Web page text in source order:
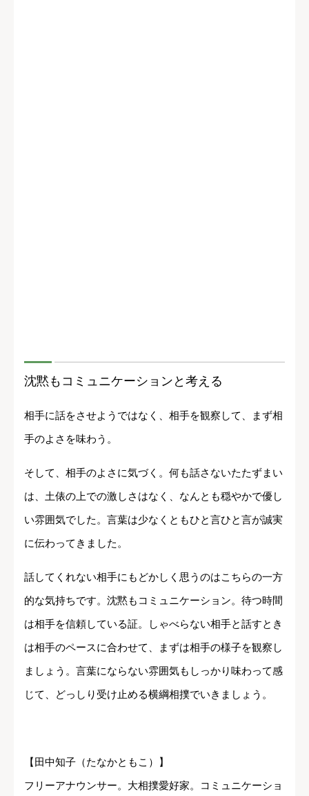
沈黙もコミュニケーションと考える
相手に話をさせようではなく、相手を観察して、まず相
手のよさを味わう。
そして、相手のよさに気づく。何も話さないたたずまい
は、土俵の上での激しさはなく、なんとも穏やかで優し
い雰囲気でした。言葉は少なくともひと言ひと言が誠実
に伝わってきました。
話してくれない相手にもどかしく思うのはこちらの一方
的な気持ちです。沈黙もコミュニケーション。待つ時間
は相手を信頼している証。しゃべらない相手と話すとき
は相手のペースに合わせて、まずは相手の様子を観察し
ましょう。言葉にならない雰囲気もしっかり味わって感
じて、どっしり受け止める横綱相撲でいきましょう。
【田中知子（たなかともこ）】
フリーアナウンサー。大相撲愛好家。コミュニケーショ